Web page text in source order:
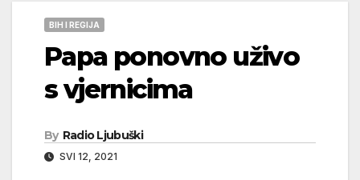
BIH I REGIJA
Papa ponovno uživo
s vjernicima
By Radio Ljubuški
SVI 12, 2021